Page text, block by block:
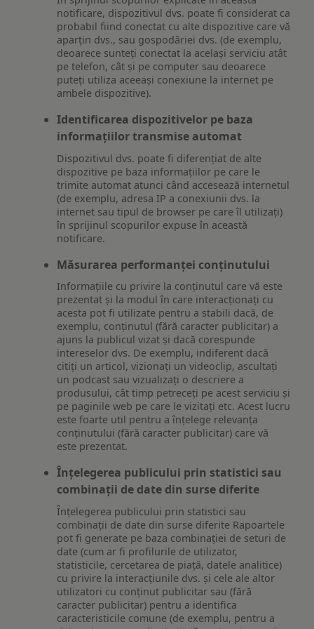
notificare, dispozitivul dvs. poate fi considerat ca
probabil fiind conectat cu alte dispozitive care vă
aparțin dvs., sau gospodăriei dvs. (de exemplu,
deoarece sunteți conectat la același serviciu atât
pe telefon, cât și pe computer sau deoarece
puteți utiliza aceeași conexiune la internet pe
ambele dispozitive).
Identificarea dispozitivelor pe baza
informațiilor transmise automat
Dispozitivul dvs. poate fi diferențiat de alte
dispozitive pe baza informațiilor pe care le
trimite automat atunci când accesează internetul
(de exemplu, adresa IP a conexiunii dvs. la
internet sau tipul de browser pe care îl utilizați)
în sprijinul scopurilor expuse în această
notificare.
Măsurarea performanței conținutului
Informațiile cu privire la conținutul care vă este
prezentat și la modul în care interacționați cu
acesta pot fi utilizate pentru a stabili dacă, de
exemplu, conținutul (fără caracter publicitar) a
ajuns la publicul vizat și dacă corespunde
intereselor dvs. De exemplu, indiferent dacă
citiți un articol, vizionați un videoclip, ascultați
un podcast sau vizualizați o descriere a
produsului, cât timp petreceți pe acest serviciu și
pe paginile web pe care le vizitați etc. Acest lucru
este foarte util pentru a înțelege relevanța
conținutului (fără caracter publicitar) care vă
este prezentat.
Înțelegerea publicului prin statistici sau
combinații de date din surse diferite
Înțelegerea publicului prin statistici sau
combinații de date din surse diferite Rapoartele
pot fi generate pe baza combinației de seturi de
date (cum ar fi profilurile de utilizator,
statisticile, cercetarea de piață, datele analitice)
cu privire la interacțiunile dvs. și cele ale altor
utilizatori cu conținut publicitar sau (fără
caracter publicitar) pentru a identifica
caracteristicile comune (de exemplu, pentru a